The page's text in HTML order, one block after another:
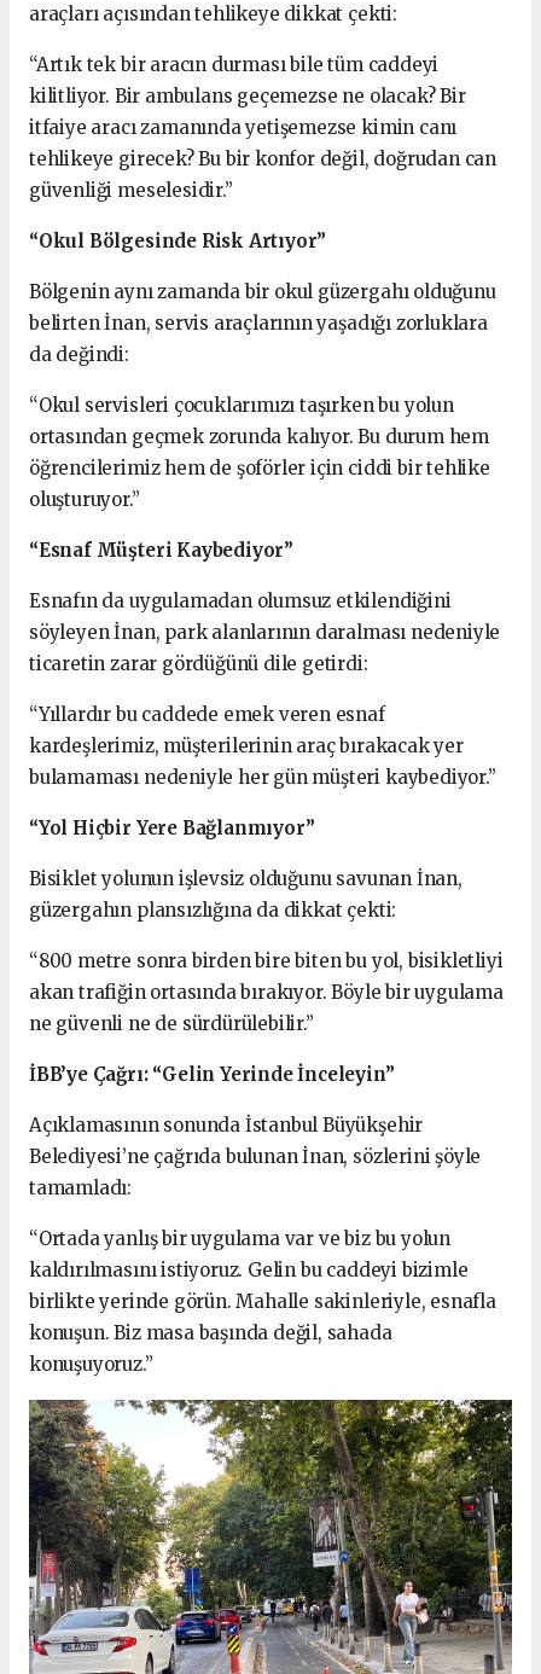
araçları açısından tehlikeye dikkat çekti:
“Artık tek bir aracın durması bile tüm caddeyi
kilitliyor. Bir ambulans geçemezse ne olacak? Bir
itfaiye aracı zamanında yetişemezse kimin canı
tehlikeye girecek? Bu bir konfor değil, doğrudan can
güvenliği meselesidir.”
“Okul Bölgesinde Risk Artıyor”
Bölgenin aynı zamanda bir okul güzergahı olduğunu
belirten İnan, servis araçlarının yaşadığı zorluklara
da değindi:
“Okul servisleri çocuklarımızı taşırken bu yolun
ortasından geçmek zorunda kalıyor. Bu durum hem
öğrencilerimiz hem de şoförler için ciddi bir tehlike
oluşturuyor.”
“Esnaf Müşteri Kaybediyor”
Esnafın da uygulamadan olumsuz etkilendiğini
söyleyen İnan, park alanlarının daralması nedeniyle
ticaretin zarar gördüğünü dile getirdi:
“Yıllardır bu caddede emek veren esnaf
kardeşlerimiz, müşterilerinin araç bırakacak yer
bulamaması nedeniyle her gün müşteri kaybediyor.”
“Yol Hiçbir Yere Bağlanmıyor”
Bisiklet yolunun işlevsiz olduğunu savunan İnan,
güzergahın plansızlığına da dikkat çekti:
“800 metre sonra birden bire biten bu yol, bisikletliyi
akan trafiğin ortasında bırakıyor. Böyle bir uygulama
ne güvenli ne de sürdürülebilir.”
İBB’ye Çağrı: “Gelin Yerinde İnceleyin”
Açıklamasının sonunda İstanbul Büyükşehir
Belediyesi’ne çağrıda bulunan İnan, sözlerini şöyle
tamamladı:
“Ortada yanlış bir uygulama var ve biz bu yolun
kaldırılmasını istiyoruz. Gelin bu caddeyi bizimle
birlikte yerinde görün. Mahalle sakinleriyle, esnafla
konuşun. Biz masa başında değil, sahada
konuşuyoruz.”